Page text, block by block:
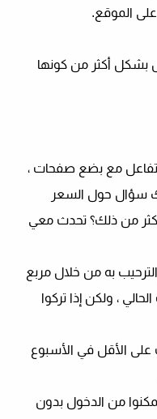
الموقع.
بشكل أكثر من كونها
مع بضع صفحات ،
سؤال حول السعر
أكثر من ذلك؟ تحدث معي
الترحيب به من خلال مربع
، ولكن إذا تركوا
الأقل في الأسبوع
من الدخول بدون